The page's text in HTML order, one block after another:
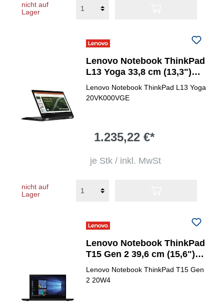
nicht auf
Lager
Lenovo Notebook ThinkPad
L13 Yoga 33,8 cm (13,3")
Intel® Core&trade; i5
Lenovo Notebook ThinkPad L13 Yoga
20VK000VGE
1.235,22 €*
je Stk / inkl. MwSt
nicht auf
Lager
Lenovo Notebook ThinkPad
T15 Gen 2 39,6 cm (15,6")
Intel Core i5 (11. Gen.)
1135G7
Lenovo Notebook ThinkPad T15 Gen
2 20W4